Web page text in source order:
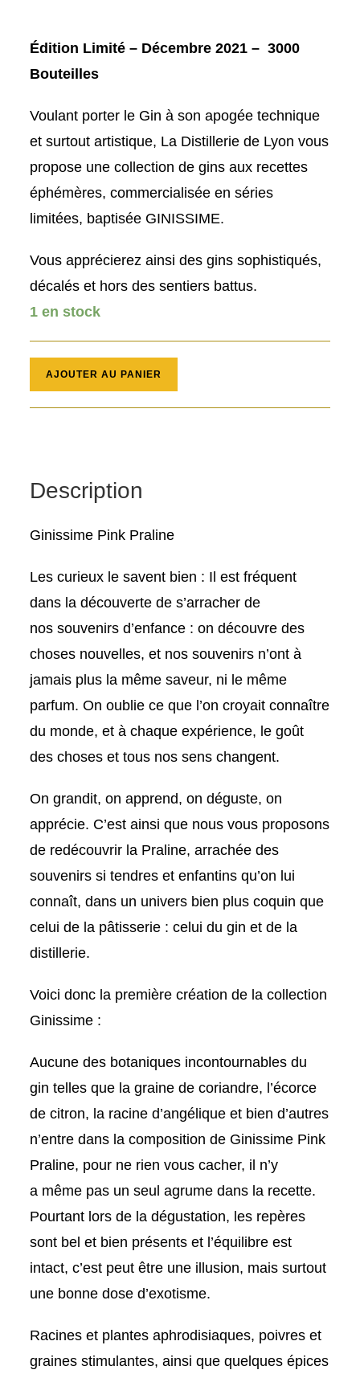
Édition Limité – Décembre 2021 – 3000
Bouteilles
Voulant porter le Gin à son apogée technique
et surtout artistique, La Distillerie de Lyon vous
propose une collection de gins aux recettes
éphémères, commercialisée en séries
limitées, baptisée GINISSIME.
Vous apprécierez ainsi des gins sophistiqués,
décalés et hors des sentiers battus.
1 en stock
Ginissime
cl
AJOUTER AU PANIER
Description
Ginissime Pink Praline
Les curieux le savent bien : Il est fréquent
dans la découverte de s’arracher de
nossouvenirs d’enfance : on découvre des
choses nouvelles, et nos souvenirs n’ont à
jamais plus la même saveur, ni le même
parfum. On oublie ce que l’oncroyait connaître
du monde, et à chaque expérience, le goût
des choses et tous nos sens changent.
On grandit, on apprend, on déguste, on
apprécie. C’est ainsi que nous vous proposons
de redécouvrir la Praline, arrachée des
souvenirs si tendres et enfantins qu’on lui
connaît, dans un univers bien plus coquin que
celui de la pâtisserie : celui du gin et de la
distillerie.
Voici donc la première création de la collection
Ginissime :
Aucune des botaniques incontournables du
gin telles que la graine de coriandre, l’écorce
de citron, la racine d’angélique et bien d’autres
n’entre dans la composition de Ginissime Pink
Praline, pour ne rien vous cacher, il n’y
a même pas un seul agrume dans la recette.
Pourtant lors de la dégustation, les repères
sont bel et bien présents et l’équilibre est
intact, c’est peut être une illusion, mais surtout
une bonne dose d’exotisme.
Racines et plantes aphrodisiaques, poivres et
graines stimulantes, ainsi que quelquesépices